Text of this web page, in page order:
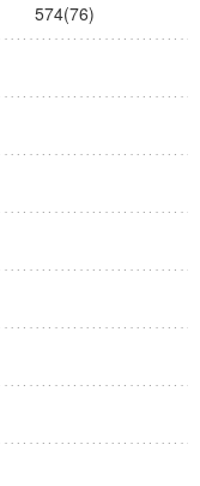
574(76)